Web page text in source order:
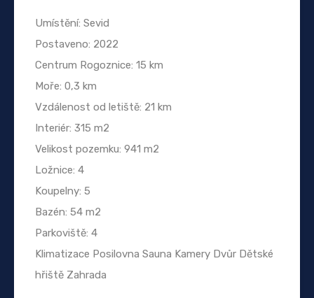
Umístění: Sevid
Postaveno: 2022
Centrum Rogoznice: 15 km
Moře: 0,3 km
Vzdálenost od letiště: 21 km
Interiér: 315 m2
Velikost pozemku: 941 m2
Ložnice: 4
Koupelny: 5
Bazén: 54 m2
Parkoviště: 4
Klimatizace Posilovna Sauna Kamery Dvůr Dětské
hřiště Zahrada